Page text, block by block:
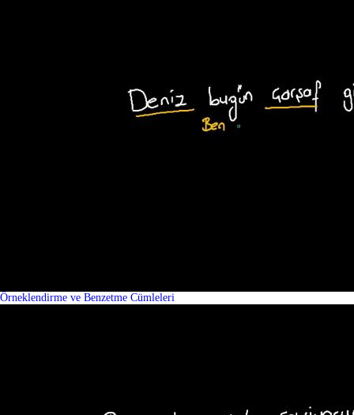
Örneklendirme ve Benzetme Cümleleri